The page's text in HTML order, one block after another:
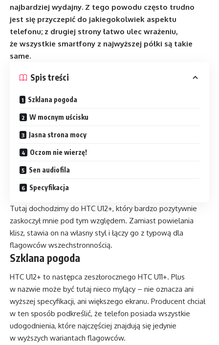
najbardziej wydajny. Z tego powodu często trudno
jest się przyczepić do jakiegokolwiek aspektu
telefonu; z drugiej strony łatwo ulec wrażeniu,
że wszystkie smartfony z najwyższej półki są takie
same.
Spis treści
Szklana pogoda
W mocnym uścisku
Jasna strona mocy
Oczom nie wierzę!
Sen audiofila
Specyfikacja
Tutaj dochodzimy do HTC U12+, który bardzo pozytywnie
zaskoczył mnie pod tym względem. Zamiast powielania
klisz, stawia on na własny styl i łączy go z typową dla
flagowców wszechstronnością.
Szklana pogoda
HTC U12+ to następca zeszłorocznego HTC U11+. Plus
w nazwie może być tutaj nieco mylący – nie oznacza ani
wyższej specyfikacji, ani większego ekranu. Producent chciał
w ten sposób podkreślić, że telefon posiada wszystkie
udogodnienia, które najczęściej znajdują się jedynie
w wyższych wariantach flagowców.